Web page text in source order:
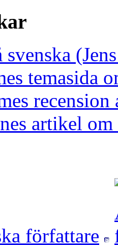
temasida
artikel
författare